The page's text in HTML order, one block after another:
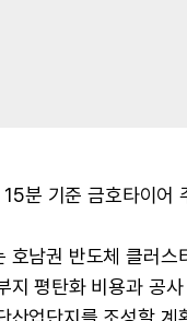
분 기준 금호타이어
호남권 반도체 클러
지 평탄화 비용과 공